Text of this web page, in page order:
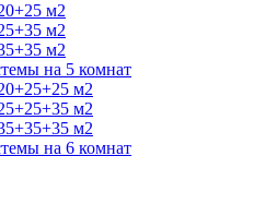
м2
м2
м2
на 5 комнат
м2
м2
м2
на 6 комнат